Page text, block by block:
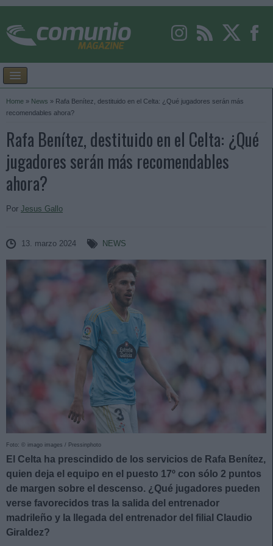
Home » News » Rafa Benítez, destituido en el Celta: ¿Qué jugadores serán más
recomendables ahora?
Rafa Benítez, destituido en el Celta: ¿Qué
jugadores serán más recomendables
ahora?
Por Jesus Gallo
13. marzo 2024 NEWS
Foto: © imago images / Pressinphoto
El Celta ha prescindido de los servicios de Rafa Benítez,
quien deja el equipo en el puesto 17º con sólo 2 puntos
de margen sobre el descenso. ¿Qué jugadores pueden
verse favorecidos tras la salida del entrenador
madrileño y la llegada del entrenador del filial Claudio
Giraldez?